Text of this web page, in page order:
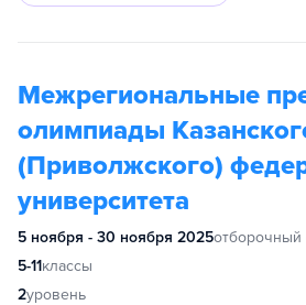
Межрегиональные
олимпиады
(Приволжского)
университета
5 ноября - 30 ноября 2025отборочный
5-11классы
2уровень